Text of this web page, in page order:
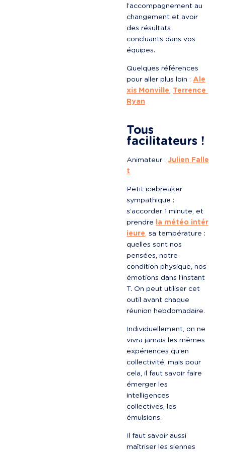
l’accompagnement au
changement et avoir
des résultats
concluants dans vos
équipes.
Quelques références
pour aller plus loin : Ale
xis Monville, Terrence
Ryan
Tous
facilitateurs !
Animateur : Julien Falle
t
Petit icebreaker
sympathique :
s’accorder 1 minute, et
prendre la météo intér
ieure, sa température :
quelles sont nos
pensées, notre
condition physique, nos
émotions dans l’instant
T. On peut utiliser cet
outil avant chaque
réunion hebdomadaire.
Individuellement, on ne
vivra jamais les mêmes
expériences qu’en
collectivité, mais pour
cela, il faut savoir faire
émerger les
intelligences
collectives, les
émulsions.
Il faut savoir aussi
maîtriser les siennes